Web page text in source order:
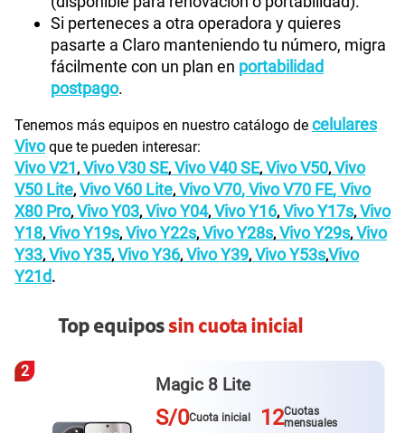
Si perteneces a otra operadora y quieres
pasarte a Claro manteniendo tu número, migra
fácilmente con un plan en portabilidad
postpago.
Tenemos más equipos en nuestro catálogo de celulares
Vivoque te pueden interesar:
Vivo V21 , Vivo V30 SE, Vivo V40 SE, Vivo V50, Vivo
V50 Lite, Vivo V60 Lite, Vivo V70,Vivo V70 FE,Vivo
X80 Pro, Vivo Y03, Vivo Y04, Vivo Y16, Vivo Y17s, Vivo
Y18, Vivo Y19s, Vivo Y22s, Vivo Y28s, Vivo Y29s, Vivo
Y33, Vivo Y35, Vivo Y36, Vivo Y39, Vivo Y53s,Vivo
Y21d.
Top equipossin cuota inicial
3
Galaxy A57
S/0Cuota inicial 12Cuotas
mensuales